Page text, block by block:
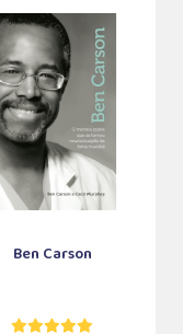
Ben Carson